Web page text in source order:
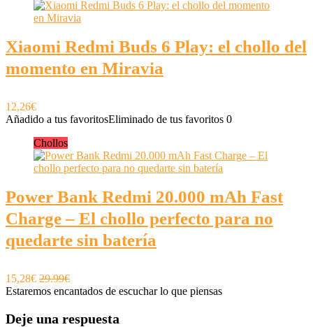
Xiaomi Redmi Buds 6 Play: el chollo del
momento en Miravia
12,26€
Añadido a tus favoritosEliminado de tus favoritos 0
Chollos
Power Bank Redmi 20.000 mAh Fast
Charge – El chollo perfecto para no
quedarte sin batería
15,28€ 29.99€
Estaremos encantados de escuchar lo que piensas
Deje una respuesta